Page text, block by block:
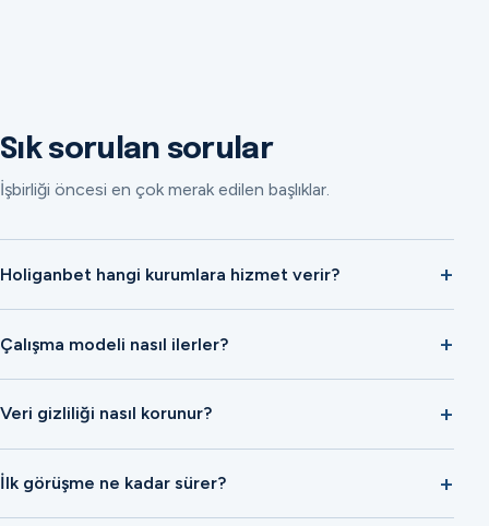
Sık sorulan sorular
İşbirliği öncesi en çok merak edilen başlıklar.
Holiganbet hangi kurumlara hizmet verir?
Çalışma modeli nasıl ilerler?
Veri gizliliği nasıl korunur?
İlk görüşme ne kadar sürer?